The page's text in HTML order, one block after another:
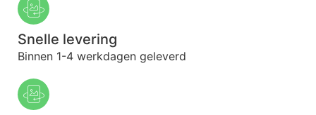
Snelle levering
Binnen 1-4 werkdagen geleverd